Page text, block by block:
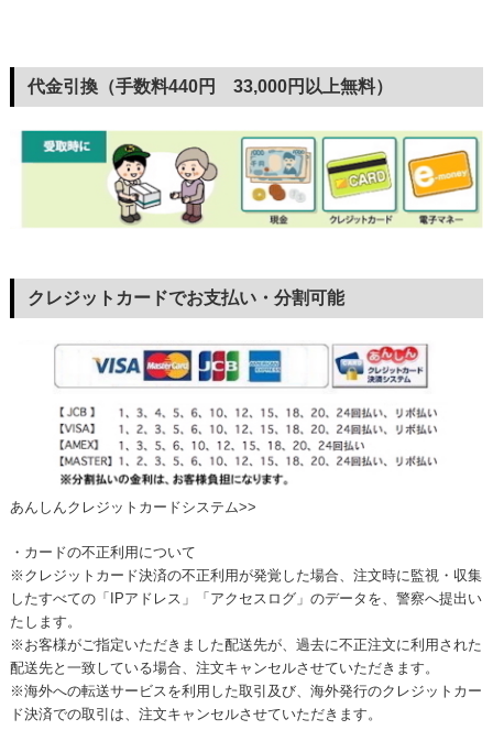
代金引換（手数料440円 33,000円以上無料）
クレジットカードでお支払い・分割可能
あんしんクレジットカードシステム>>
・カードの不正利用について
※クレジットカード決済の不正利用が発覚した場合、注文時に監視・収集
したすべての「IPアドレス」「アクセスログ」のデータを、警察へ提出い
たします。
※お客様がご指定いただきました配送先が、過去に不正注文に利用された
配送先と一致している場合、注文キャンセルさせていただきます。
※海外への転送サービスを利用した取引及び、海外発行のクレジットカー
ド決済での取引は、注文キャンセルさせていただきます。